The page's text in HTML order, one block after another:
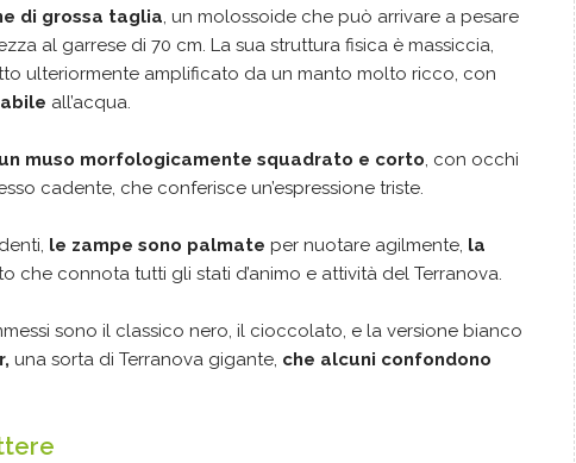
di grossa taglia, un molossoide che può arrivare a pesare
al garrese di 70 cm. La sua struttura fisica è massiccia,
ulteriormente amplificato da un manto molto ricco, con
all’acqua.
muso morfologicamente squadrato e corto, con occhi
cadente, che conferisce un’espressione triste.
le zampe sono palmate per nuotare agilmente, la
che connota tutti gli stati d’animo e attività del Terranova.
sono il classico nero, il cioccolato, e la versione bianco
una sorta di Terranova gigante, che alcuni confondono